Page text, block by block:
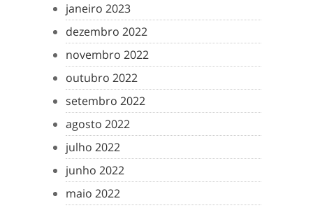
janeiro 2023
dezembro 2022
novembro 2022
outubro 2022
setembro 2022
agosto 2022
julho 2022
junho 2022
maio 2022